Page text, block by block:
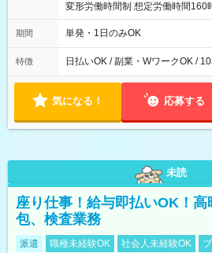
変形労働時間制 想定労働時間160時間/月 【シフト例
00～20：00
期間 単発・1日のみOK
特徴 日払いOK / 副業・WワークOK /
気になる！ 応募する
未読
座り仕事！給与即払いOK！高
包、検査業務
派遣 職種未経験OK 社会人未経験OK